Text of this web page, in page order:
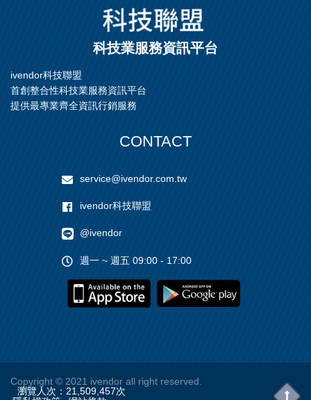
科技業服務資訊平台
ivendor科技聯盟
首創整合性科技業服務資訊平台
提供最專業齊全資訊行銷服務
CONTACT
service@ivendor.com.tw
ivendor科技聯盟
@ivendor
週一 ~ 週五 09:00 - 17:00
Copyright © 2021 ivendor all right reserved.
瀏覽人次： 21,509,457次